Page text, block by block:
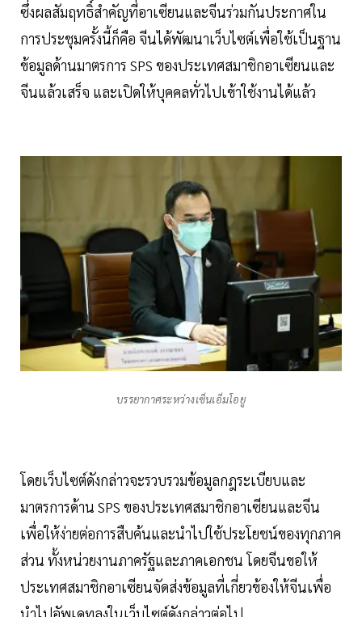
ซึ่งผลสัมฤทธิ์สำคัญที่อาเซียนและจีนร่วมกันประกาศใน
การประชุมครั้งนี้ก็คือ จีนได้พัฒนาเว็บไซต์เพื่อใช้เป็นฐาน
ข้อมูลด้านมาตรการ SPS ของประเทศสมาชิกอาเซียนและ
จีนแล้วเสร็จ และเปิดให้บุคคลทั่วไปเข้าใช้งานได้แล้ว
บรรยากาศระหว่างเซ็นเอ็มโอยู
โดยเว็บไซต์ดังกล่าวจะรวบรวมข้อมูลกฎระเบียบและ
มาตรการด้าน SPS ของประเทศสมาชิกอาเซียนและจีน
เพื่อให้ง่ายต่อการสืบค้นและนำไปใช้ประโยชน์ของทุกภาค
ส่วน ทั้งหน่วยงานภาครัฐและภาคเอกชน โดยจีนขอให้
ประเทศสมาชิกอาเซียนจัดส่งข้อมูลที่เกี่ยวข้องให้จีนเพื่อ
นำไปอัพเดทลงในเว็บไซต์ดังกล่าวต่อไป